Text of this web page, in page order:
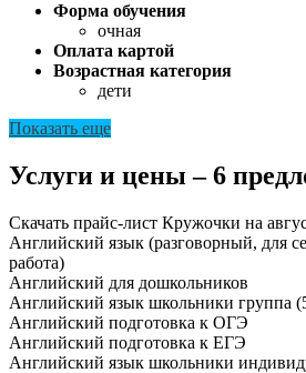
Форма обучения
очная
Оплата картой
Возрастная категория
дети
Показать еще
Услуги и цены – 6
Скачать прайс-лист Кружочки на
Английский язык (разговорный, для
работа)
Английский для дошкольников
Английский язык школьники группа
Английский подготовка к ОГЭ
Английский подготовка к ЕГЭ
Английский язык школьники